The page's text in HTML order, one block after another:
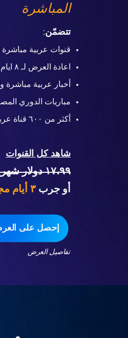
المباشرة
تتضمّن:
قنوات عربية مباشرة
اعادة العرض لـ ٨ ايام لتشاهد كل ما فاتك
أخبار عربية مباشرة
مباريات الدوري
أكثر من ٦٠٠ قناة عربية وأمريكية مجانية
شاهد كل القنوات
١٧،٩٩ دولار شهرياً
أو جرب ٣ أيام
إحصل على
تفاصيل العرض